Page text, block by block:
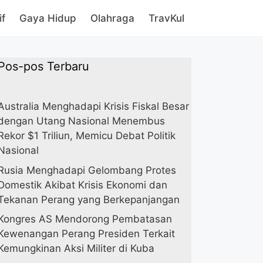
Gaya Hidup Olahraga TravKul
pos Terbaru
Menghadapi Krisis Fiskal Besar
Utang Nasional Menembus
$1 Triliun, Memicu Debat Politik
Menghadapi Gelombang Protes
Akibat Krisis Ekonomi dan
Perang yang Berkepanjangan
AS Mendorong Pembatasan
Perang Presiden Terkait
Aksi Militer di Kuba